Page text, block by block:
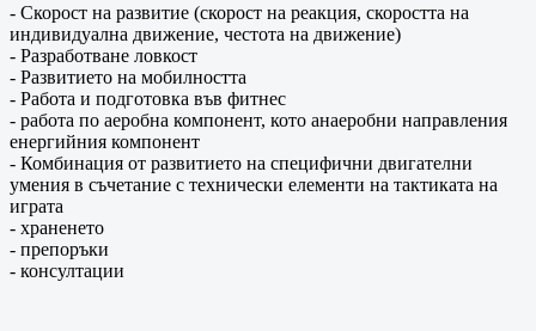
- Скорост на развитие (скорост на реакция, скоростта на
индивидуална движение, честота на движение)
- Разработване ловкост
- Развитието на мобилността
- Работа и подготовка във фитнес
- работа по аеробна компонент, кото анаеробни направления
енергийния компонент
- Комбинация от развитието на специфични двигателни
умения в съчетание с технически елементи на тактиката на
играта
- храненето
- препоръки
- консултации